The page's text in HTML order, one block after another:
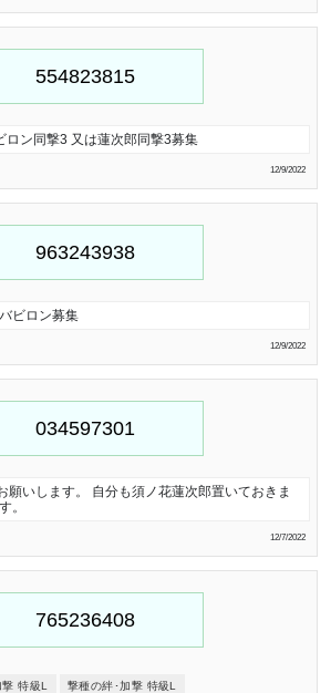
ロン同撃3 又は蓮次郎同撃3募集
12/9/2022
ビロン募集
12/9/2022
願いします。 自分も須ノ花蓮次郎置いておきま
。
12/7/2022
撃 特級L 撃種の絆･加撃 特級L